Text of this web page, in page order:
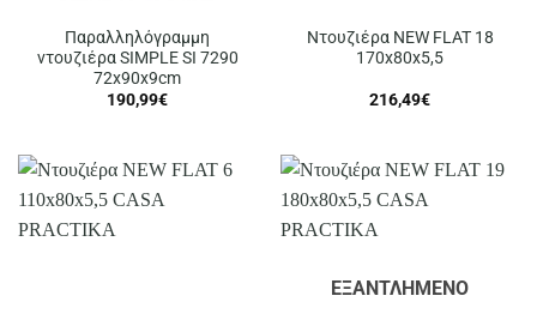
Παραλληλόγραμμη
ντουζιέρα SIMPLE SI 7290
72x90x9cm
190,99€
Ντουζιέρα NEW FLAT 18
170x80x5,5
216,49€
ΕΞΑΝΤΛΗΜΈΝΟ